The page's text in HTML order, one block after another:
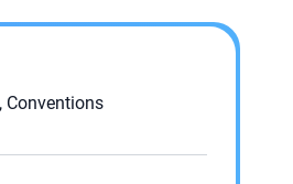
Conventions